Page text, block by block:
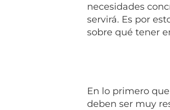
necesidades
servirá. Es por
sobre qué tener
En lo primero
deben ser muy